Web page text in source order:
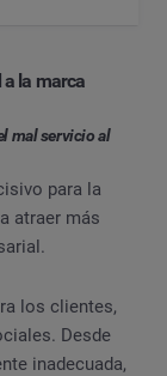
a la marca
mal servicio al
para la
atraer más
los clientes,
Desde
inadecuada,